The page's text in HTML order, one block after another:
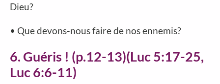
Dieu?
• Que devons-nous faire de nos ennemis?
6. Guéris ! (p.12-13)(Luc 5:17-25,
Luc 6:6-11)